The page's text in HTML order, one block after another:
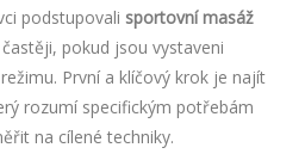
podstupovali sportovní masáž
pokud jsou vystaveni
První a klíčový krok je najít
rozumí specifickým potřebám
na cílené techniky.